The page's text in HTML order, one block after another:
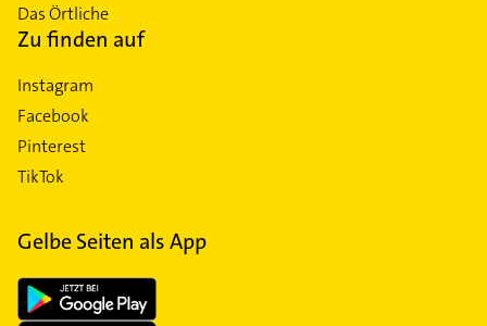
Das Örtliche
Zu finden auf
Instagram
Facebook
Pinterest
TikTok
Gelbe Seiten als App